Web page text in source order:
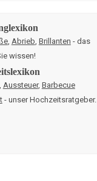
, Abrieb, Brillanten - das
wissen!
, Aussteuer, Barbecue
- unser Hochzeitsratgeber.